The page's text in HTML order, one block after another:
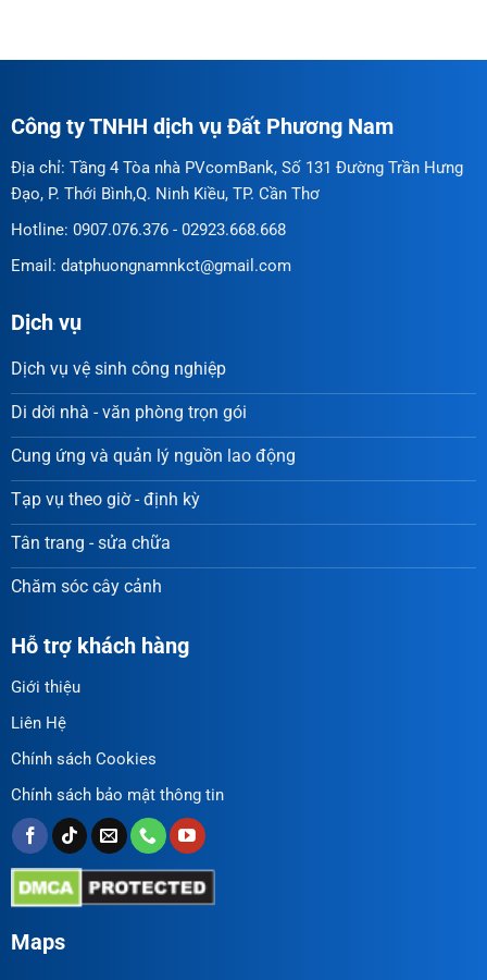
Công ty TNHH dịch vụ Đất Phương Nam
Địa chỉ: Tầng 4 Tòa nhà PVcomBank, Số 131 Đường Trần Hưng
Đạo, P. Thới Bình,Q. Ninh Kiều, TP. Cần Thơ
Hotline: 0907.076.376 - 02923.668.668
Email: datphuongnamnkct@gmail.com
Dịch vụ
Dịch vụ vệ sinh công nghiệp
Di dời nhà - văn phòng trọn gói
Cung ứng và quản lý nguồn lao động
Tạp vụ theo giờ - định kỳ
Tân trang - sửa chữa
Chăm sóc cây cảnh
Hỗ trợ khách hàng
Giới thiệu
Liên Hệ
Chính sách Cookies
Chính sách bảo mật thông tin
Maps